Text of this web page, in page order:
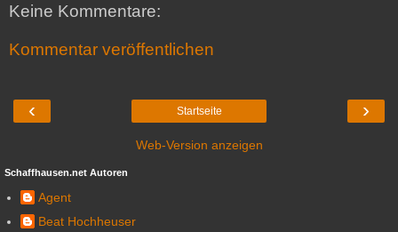
Keine Kommentare:
Kommentar veröffentlichen
‹ ›
Startseite
Web-Version anzeigen
Schaffhausen.net Autoren
Agent
Beat Hochheuser